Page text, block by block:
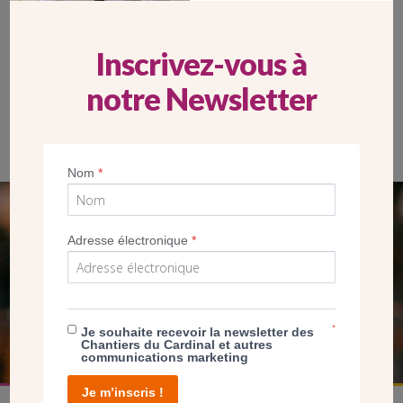
SEUL VOTRE DON
NOUS PERMET D’AGIR
FAIRE UN DON
Inscrivez-vous à
notre Newsletter
Nom*
Adresse électronique*
Je souhaite recevoir la newsletter des
Chantiers du Cardinal et autres
communications marketing
*
Je m’inscris !